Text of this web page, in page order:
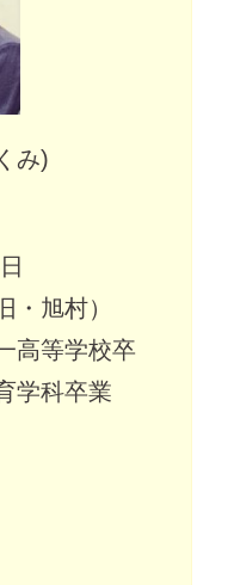
み)
・旭村）
高等学校卒
学科卒業